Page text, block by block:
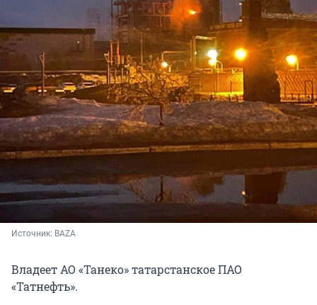
Источник: BAZA
Владеет АО «Танеко» татарстанское ПАО
«Татнефть».